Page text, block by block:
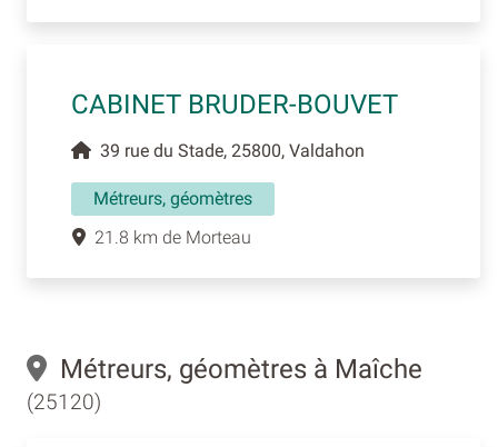
CABINET BRUDER-BOUVET
39 rue du Stade, 25800, Valdahon
Métreurs, géomètres
21.8 km de Morteau
Métreurs, géomètres à Maîche
(25120)